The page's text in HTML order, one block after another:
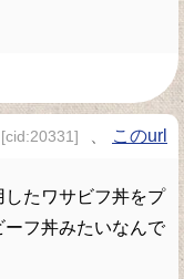
[cid:20331] このurl
たワサビフ丼をプ
フ丼みたいなんで